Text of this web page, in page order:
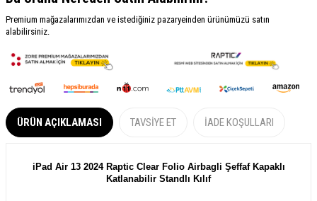
Premium mağazalarımızdan ve istediğiniz pazaryeinden ürünümüzü satın
alabilirsiniz.
ÜRÜN AÇIKLAMASI TAVSIYE ET İADE KOŞULLARI
iPad Air 13 2024 Raptic Clear Folio Airbagli Şeffaf Kapaklı
Katlanabilir Standlı Kılıf